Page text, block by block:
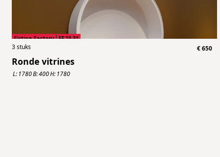
Fiction Factory FF.23.31
3stuks €650
Ronde vitrines
L: 1780B:400H: 1780